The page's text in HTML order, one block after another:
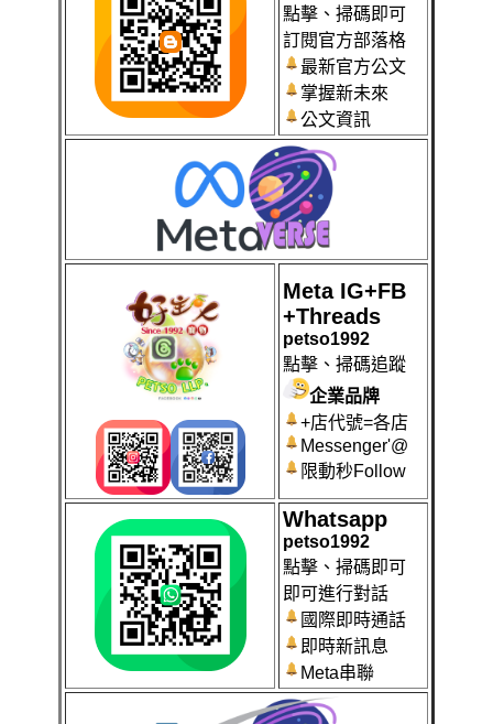
點擊、掃碼即可
訂閱官方部落格
最新官方公文
掌握新未來
公文資訊
Meta IG+FB
+Threads
petso1992
點擊、掃碼追蹤
企業品牌
+店代號=各店
Messenger'@
限動秒Follow
Whatsapp
petso1992
點擊、掃碼即可
即可進行對話
國際即時通話
即時新訊息
Meta串聯